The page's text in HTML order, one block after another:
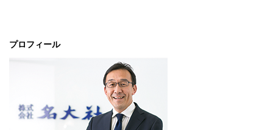
プロフィール